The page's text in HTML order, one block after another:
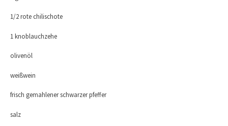
1/2 rote chilischote
1 knoblauchzehe
olivenöl
weißwein
frisch gemahlener schwarzer pfeffer
salz